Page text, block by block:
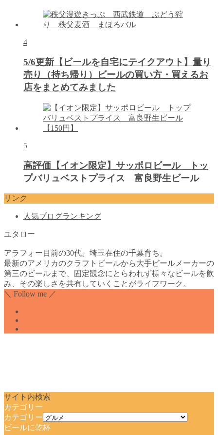
4
5/6更新【ビールを自宅にテイクアウト】量り
売り（持ち帰り）ビールの買い方・買えるお
店をまとめてみました
5
高評価【イオン限定】サッポロビール トッ
プバリュベストプライス 富良野生ビール
リンク
人気ブログランキング
ユタロー
アラフォー目前の30代。埼玉在住の千葉育ち。
最新のアメリカのクラフトビールから大手ビールメーカーの
第三のビールまで、固定観念にとらわれず様々なビールを飲
み、その楽しさを共有していくことがライフワーク。
＼ Follow me ／
サイト内検索
カテゴリー
カテゴリー
ビールに乾杯